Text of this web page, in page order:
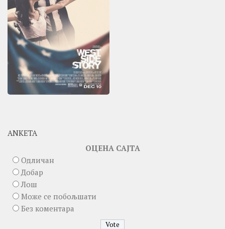
ANKETA
ОЦЕНА САЈТА
Одличан
Добар
Лош
Може се побољшати
Без коментара